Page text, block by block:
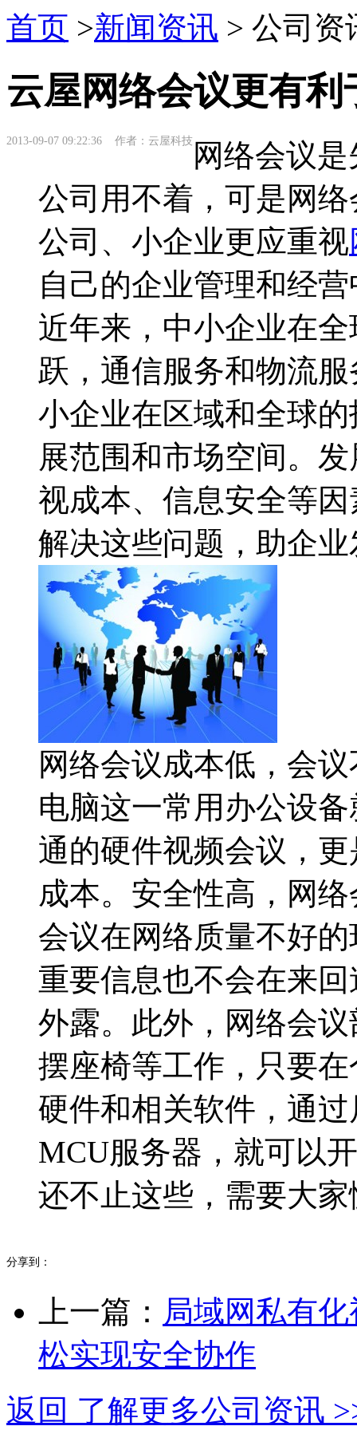
首页 >新闻资讯 > 公司资
云屋网络会议更有
2013-09-07 09:22:36 作者：云屋科技 网络会议
公司用不着，可是网
公司、小企业更应重视
自己的企业管理和经
近年来，中小企业在
跃，通信服务和物流
小企业在区域和全球
展范围和市场空间。
视成本、信息安全等
解决这些问题，助企
网络会议成本低，会
电脑这一常用办公设
通的硬件视频会议，
成本。安全性高，网
会议在网络质量不好
重要信息也不会在来
外露。此外，网络会
摆座椅等工作，只要
硬件和相关软件，通
MCU服务器，就可以
还不止这些，需要大
分享到：
上一篇： 局域网私有
松实现安全协作
返回 了解更多公司资讯